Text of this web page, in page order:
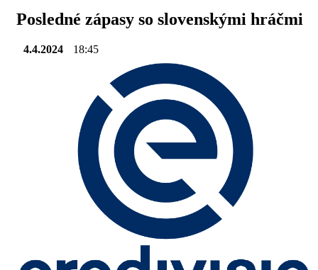
Posledné zápasy so slovenskými hráčmi
4.4.2024 18:45